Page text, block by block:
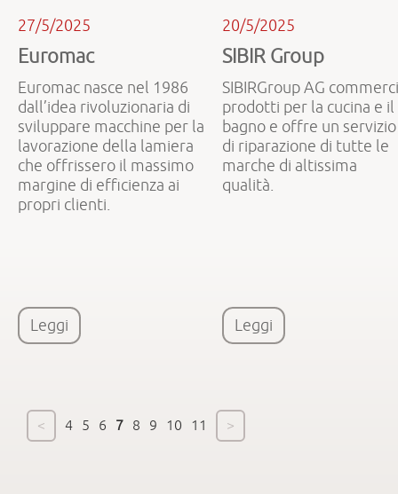
27/5/2025
Euromac
Euromac nasce nel 1986
dall’idea rivoluzionaria di
sviluppare macchine per la
lavorazione della lamiera
che offrissero il massimo
margine di efficienza ai
propri clienti.
Leggi
20/5/2025
SIBIR Group
SIBIRGroup AG
prodotti per la cucina e il
bagno e offre un servizio
di riparazione di tutte le
marche di altissima
qualità.
Leggi
< 4 5 6 7 8 9 10 11 >